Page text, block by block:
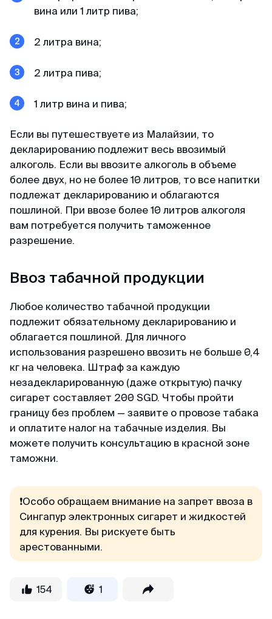
Александр
Отзыв с ВКонтакте · 2025
В кратчайшие сроки
Делали визу в феврале 2025. Виза была
получена в течении 3х дней. За 2 дня до
въезда, нам прислали заполненные карты
прибытия При въезде в Сингапур в марте
2 мин. Большое спасибо MyVisa.World.
Наталья
Отзыв с Google · 2024
Вжух — и готово
Очень оперативные и приятные ребята.
минимум пакета документа, в отличие от
Кирилл
Отзыв с Telegram · 2024
Качественно и недорого
Огромное спасибо за оформление кеты.
Сделали за 36 часов с момента оплаты на
двоих за 6000. Идеальное соотношение цены
и качества.
Всё ещё сомневаешься?
Читай отзывы в первоисточниках. Искренние
благодарности реальных людей ↓
вина или 1 литр пива;
2 литра вина;
2 литра пива;
1 литр вина и пива;
Если вы путешествуете из Малайзии, то
декларированию подлежит весь ввозимый
алкоголь. Если вы ввозите алкоголь в объеме
более двух, но не более 10 литров, то все напитки
подлежат декларированию и облагаются
пошлиной. При ввозе более 10 литров алкоголя
вам потребуется получить таможенное
разрешение.
Ввоз табачной продукции
Любое количество табачной продукции
подлежит обязательному декларированию и
облагается пошлиной. Для личного
использования разрешено ввозить не больше 0,4
кг на человека. Штраф за каждую
незадекларированную (даже открытую) пачку
сигарет составляет 200 SGD. Чтобы пройти
границу без проблем — заявите о провозе табака
и оплатите налог на табачные изделия. Вы
можете получить консультацию в красной зоне
таможни.
❗Особо обращаем внимание на запрет ввоза в
Сингапур электронных сигарет и жидкостей
для курения. Вы рискуете быть
арестованными.
154 1